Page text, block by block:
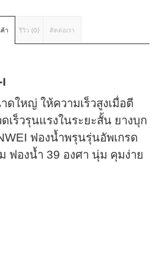
า รีวิว (0) ติดต่อเรา
I
ดใหญ่ ให้ความเร็วสูงเมื่อตี
เร็วรุนแรงในระยะสั้น ยางบุก
ฟองน้ำพรุนรุ่นอัพเกรด
ฟองน้ำ 39 องศา นุ่ม คุมง่าย